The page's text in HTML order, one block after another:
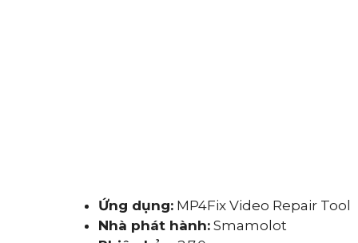
Ứng dụng: MP4Fix Video Repair Tool
Nhà phát hành: Smamolot